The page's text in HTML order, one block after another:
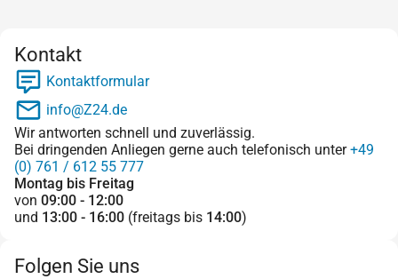
Kontakt
Kontaktformular
info@Z24.de
Wir antworten schnell und zuverlässig.
Bei dringenden Anliegen gerne auch telefonisch unter+49
(0) 761 / 612 55 777
Montag bis Freitag
von 09:00 - 12:00
und 13:00 - 16:00 (freitags bis 14:00)
Folgen Sie uns